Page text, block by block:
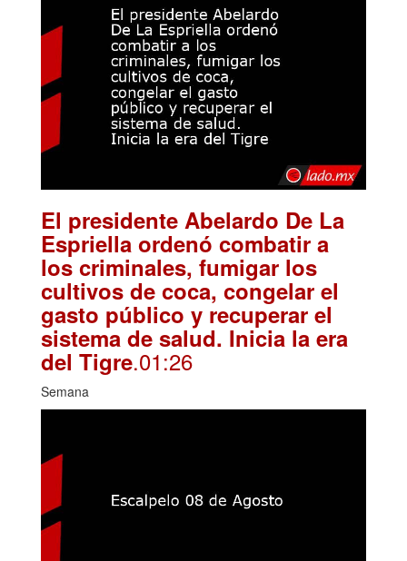
El presidente Abelardo De La
Espriella ordenó combatir a
los criminales, fumigar los
cultivos de coca, congelar el
gasto público y recuperar el
sistema de salud. Inicia la era
del Tigre.01:26
Semana